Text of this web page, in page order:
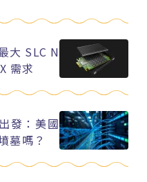
大 SLC N
需求
發：美國
墓嗎？